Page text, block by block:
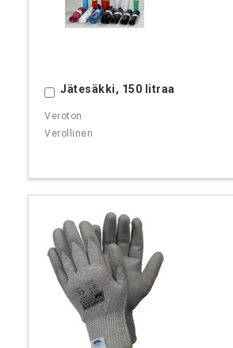
Jätesäkki, 150 litraa
Ostoskoriin